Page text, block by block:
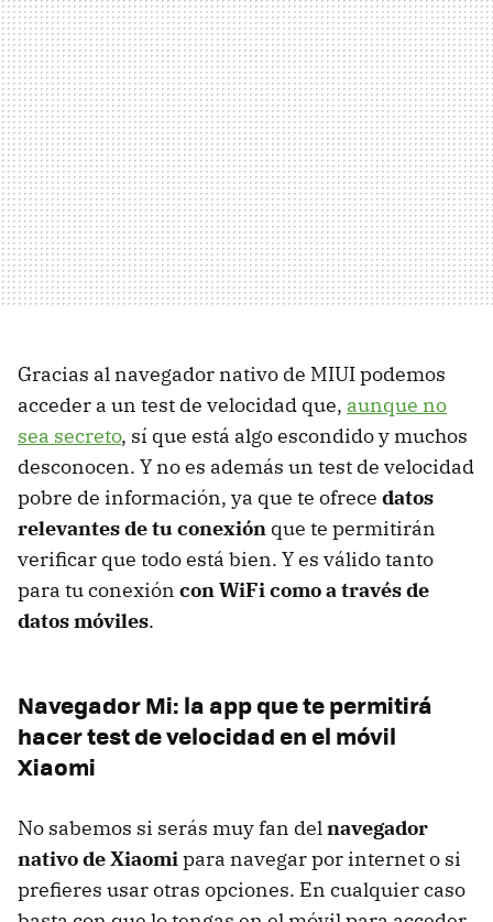
Gracias al navegador nativo de MIUI podemos
acceder a un test de velocidad que, aunque no
sea secreto, sí que está algo escondido y muchos
desconocen. Y no es además un test de velocidad
pobre de información, ya que te ofrece datos
relevantes de tu conexión que te permitirán
verificar que todo está bien. Y es válido tanto
para tu conexión con WiFi como a través de
datos móviles.
Navegador Mi: la app que te permitirá
hacer test de velocidad en el móvil
Xiaomi
No sabemos si serás muy fan delnavegador
nativo de Xiaomipara navegar por internet o si
prefieres usar otras opciones. En cualquier caso